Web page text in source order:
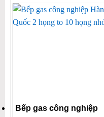
Bếp gas công nghiệp